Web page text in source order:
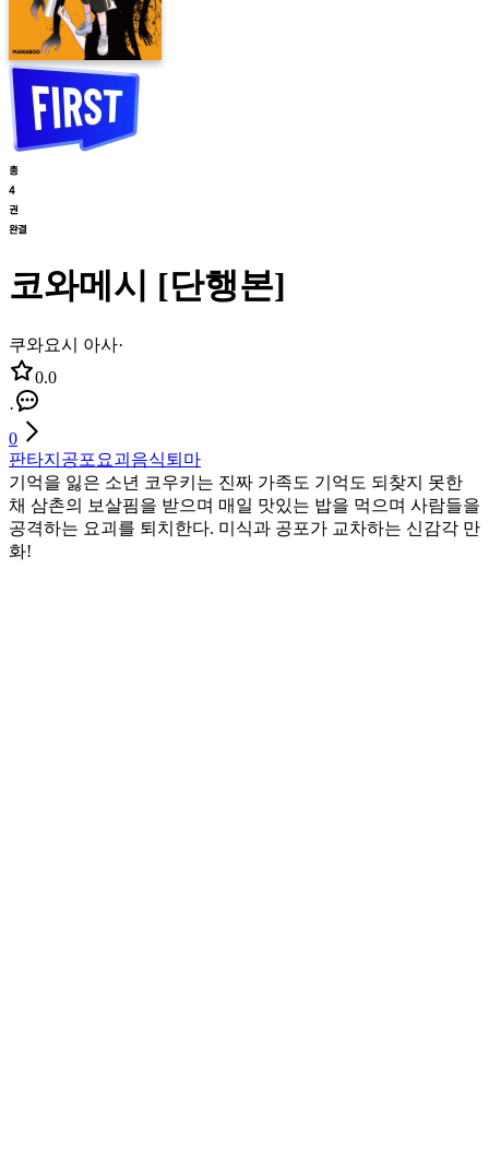
코와메시 [단행본]
쿠와요시 아사·
0.0
·
0
판타지 공포 요괴 음식퇴마
기억을 잃은 소년 코우키는 진짜 가족도 기억도 되찾지 못한
채 삼촌의 보살핌을 받으며 매일 맛있는 밥을 먹으며 사람들을
공격하는 요괴를 퇴치한다. 미식과 공포가 교차하는 신감각 만
화!